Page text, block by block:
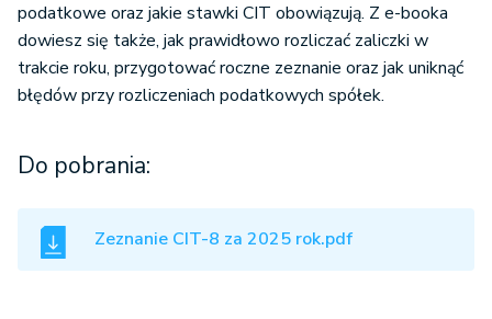
podatkowe oraz jakie stawki CIT obowiązują. Z e-booka
dowiesz się także, jak prawidłowo rozliczać zaliczki w
trakcie roku, przygotować roczne zeznanie oraz jak uniknąć
błędów przy rozliczeniach podatkowych spółek.
Do pobrania:
Zeznanie CIT-8 za 2025 rok.pdf